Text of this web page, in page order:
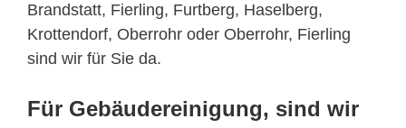
Brandstatt, Fierling, Furtberg, Haselberg,
Krottendorf, Oberrohr oder Oberrohr, Fierling
sind wir für Sie da.
Für Gebäudereinigung, sind wir